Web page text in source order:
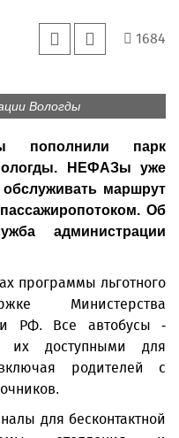
1684
Вологды
пополнили парк
НЕФАЗы уже
маршрут
Об
администрации
программы льготного
Министерства
РФ. Все автобусы -
их доступными для
родителей с
для бесконтактной